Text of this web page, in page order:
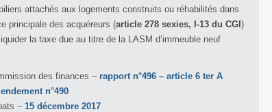
attachés aux logements construits ou réhabilités dans
principale des acquéreurs (article 278 sexies, I-13 du CGI )
la taxe due au titre de la LASM d’immeuble neuf
des finances – rapport n°496 – article 6 ter A
n°490
– 15 décembre 2017